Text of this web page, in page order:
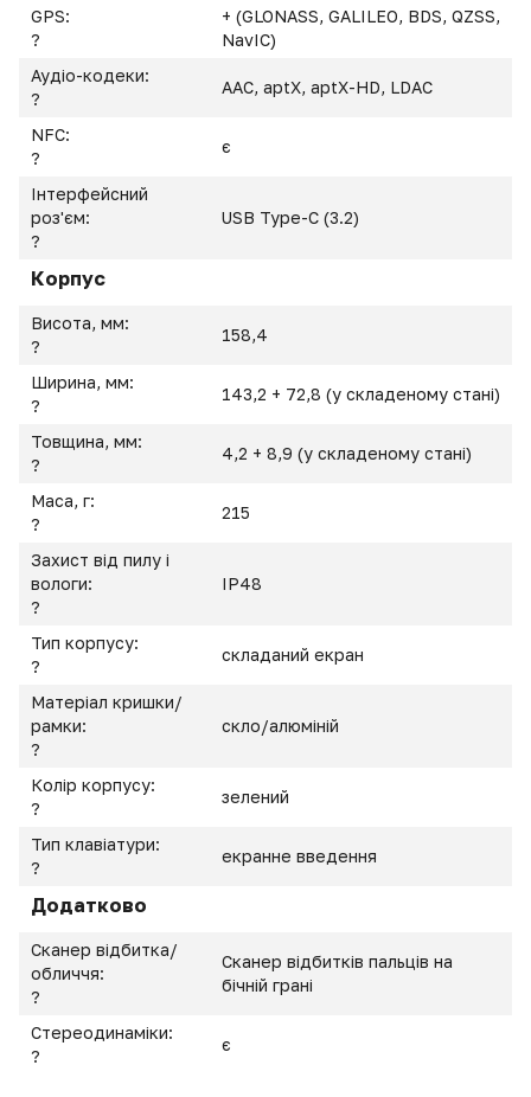
GPS:
?
+ (GLONASS, GALILEO, BDS, QZSS,
NavIC)
Аудіо-кодеки:
?
AAC, aptX, aptX-HD, LDAC
NFC:
?
є
Інтерфейсний
роз'єм:
?
USB Type-C (3.2)
Корпус
Висота, мм:
?
158,4
Ширина, мм:
?
143,2 + 72,8 (у складеному стані)
Товщина, мм:
?
4,2 + 8,9 (у складеному стані)
Маса, г:
?
215
Захист від пилу і
вологи:
?
IP48
Тип корпусу:
?
складаний екран
Матеріал кришки/
рамки:
?
скло/алюміній
Колір корпусу:
?
зелений
Тип клавіатури:
?
екранне введення
Додатково
Сканер відбитка/
обличчя:
?
Сканер відбитків пальців на
бічній грані
Стереодинаміки:
?
є